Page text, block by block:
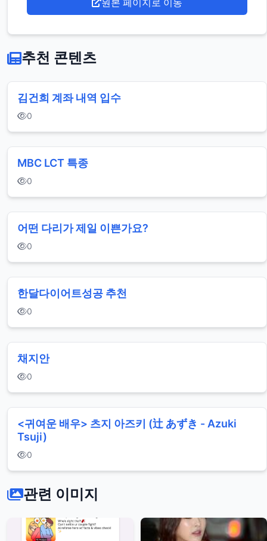
원본 페이지로 이동
추천 콘텐츠
김건희 계좌 내역 입수
0
MBC LCT 특종
0
어떤 다리가 제일 이쁜가요?
0
한달 다이어트성공 추천
0
채지안
0
<귀여운 배우> 츠지 아즈키 (辻 あずき - Azuki
Tsuji)
0
관련 이미지